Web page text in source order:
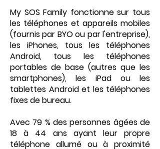
My SOS Family fonctionne sur tous
les téléphones et appareils mobiles
(fournis par BYO ou par l'entreprise),
les iPhones, tous les téléphones
Android, tous les téléphones
portables de base (autres que les
smartphones), les iPad ou les
tablettes Android et les téléphones
fixes de bureau.
Avec 79 % des personnes âgées de
18 à 44 ans ayant leur propre
téléphone allumé ou à proximité